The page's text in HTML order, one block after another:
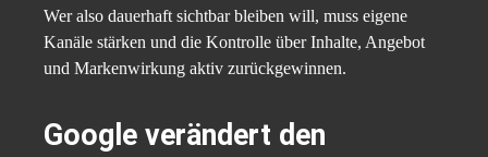
Wer also dauerhaft sichtbar bleiben will, muss eigene
Kanäle stärken und die Kontrolle über Inhalte, Angebot
und Markenwirkung aktiv zurückgewinnen.
Google verändert den